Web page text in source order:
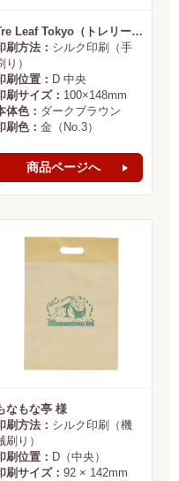
Tre Leaf Tokyo（トレリーフ東京） 様
刷方法： シルク印刷（手
り）
刷位置： D 中央
刷サイズ： 100×148mm
体色： ダークブラウン
刷色： 金（No.3）
商品ページへ
なもな亭 様
刷方法： シルク印刷（機
刷り）
刷位置： D（中央）
刷サイズ： 92 × 142mm